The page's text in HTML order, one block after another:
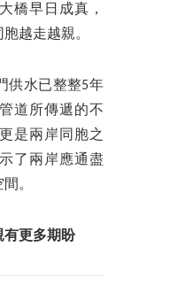
橋早日成真，
越走越親。
供水已整整5年
道所傳遞的不
是兩岸同胞之
了兩岸應通盡
。
有更多期盼